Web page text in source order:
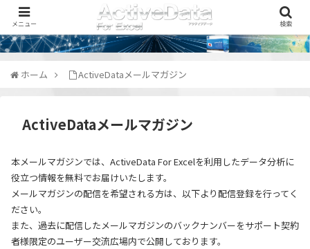
ホーム ActiveDataメールマガジン
ActiveDataメールマガジン
本メールマガジンでは、ActiveData For Excelを利用したデータ分析に
役立つ情報を無料でお届けいたします。
メールマガジンの配信を希望される方は、以下より配信登録を行ってく
ださい。
また、過去に配信したメールマガジンのバックナンバーをサポート契約
者様限定のユーザー交流広場内で公開しております。
メニュー 検索